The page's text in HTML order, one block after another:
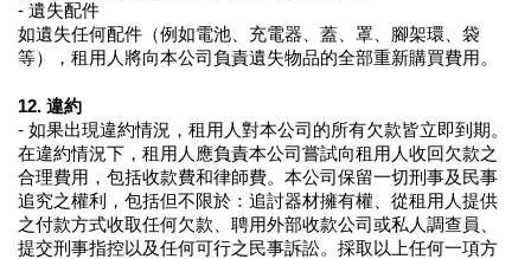
- 遺失配件
如遺失任何配件（例如電池、充電器、蓋、罩、腳架環、袋
等），租用人將向本公司負責遺失物品的全部重新購買費用。
12. 違約
- 如果出現違約情況，租用人對本公司的所有欠款皆立即到期。
在違約情況下，租用人應負責本公司嘗試向租用人收回欠款之
合理費用，包括收款費和律師費。本公司保留一切刑事及民事
追究之權利，包括但不限於：追討器材擁有權、從租用人提供
之付款方式收取任何欠款、聘用外部收款公司或私人調查員、
提交刑事指控以及任何可行之民事訴訟。採取以上任何一項方